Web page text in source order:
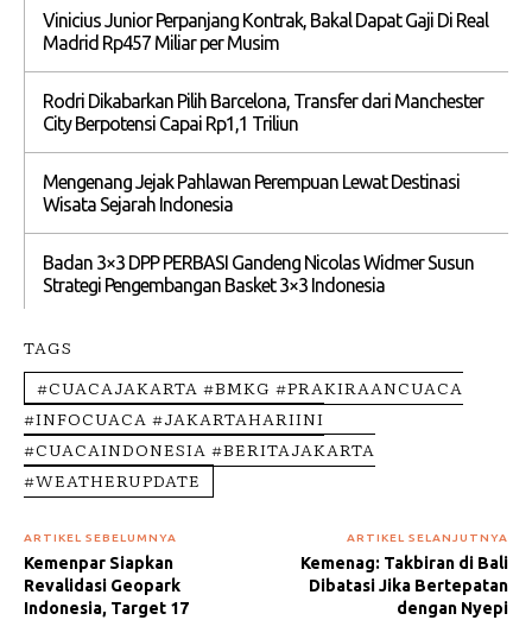
Vinicius Junior Perpanjang Kontrak, Bakal Dapat Gaji Di Real
Madrid Rp457 Miliar per Musim
Rodri Dikabarkan Pilih Barcelona, Transfer dari Manchester
City Berpotensi Capai Rp1,1 Triliun
Mengenang Jejak Pahlawan Perempuan Lewat Destinasi
Wisata Sejarah Indonesia
Badan 3×3 DPP PERBASI Gandeng Nicolas Widmer Susun
Strategi Pengembangan Basket 3×3 Indonesia
TAGS
#CUACAJAKARTA #BMKG #PRAKIRAANCUACA
#INFOCUACA #JAKARTAHARIINI
#CUACAINDONESIA #BERITAJAKARTA
#WEATHERUPDATE
ARTIKEL SEBELUMNYA
Kemenpar Siapkan
Revalidasi Geopark
Indonesia, Target 17
ARTIKEL SELANJUTNYA
Kemenag: Takbiran di Bali
Dibatasi Jika Bertepatan
dengan Nyepi